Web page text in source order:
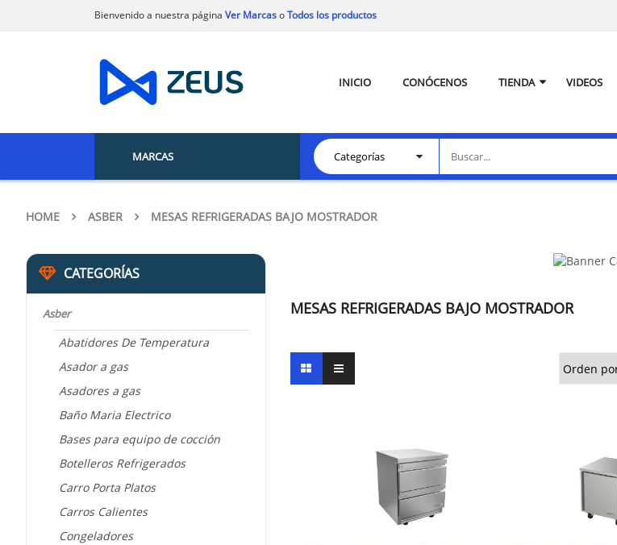
Bienvenido a nuestra página Ver MarcasoTodos los productos
INICIO CONÓCENOS TIENDA VIDEOS
MARCAS
HOME ASBER MESAS REFRIGERADAS BAJO MOSTRADOR
CATEGORÍAS
Asber
Abatidores De Temperatura
Asador a gas
Asadores a gas
Baño Maria Electrico
Bases para equipo de cocción
Botelleros Refrigerados
Carro Porta Platos
Carros Calientes
Congeladores
MESAS REFRIGERADAS BAJO MOSTRADOR